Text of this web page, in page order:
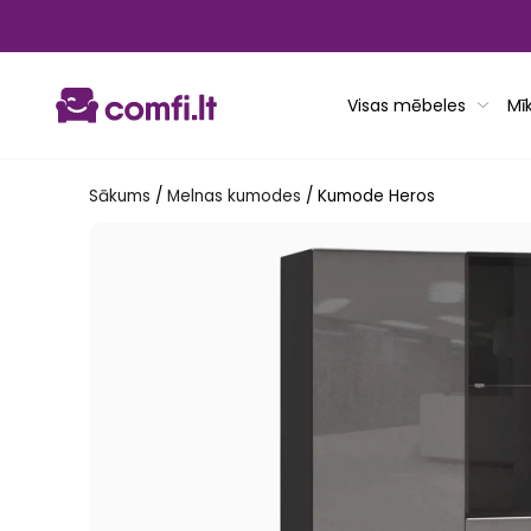
Visas mēbeles
Sākums / Melnas kumodes / Kumode Heros